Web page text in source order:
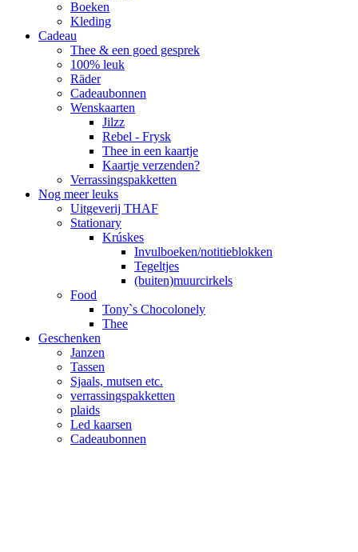
Boeken
Kleding
Cadeau
Thee & een goed gesprek
100% leuk
Räder
Cadeaubonnen
Wenskaarten
Jilzz
Rebel - Frysk
Thee in een kaartje
Kaartje verzenden?
Verrassingspakketten
Nog meer leuks
Uitgeverij THAF
Stationary
Krúskes
Invulboeken/notitieblokken
Tegeltjes
(buiten)muurcirkels
Food
Tony`s Chocolonely
Thee
Geschenken
Janzen
Tassen
Sjaals, mutsen etc.
verrassingspakketten
plaids
Led kaarsen
Cadeaubonnen